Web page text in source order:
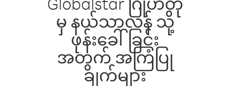
မှ နယ်သာလန် သို့
ဖုန်းခေါ်ခြင်း
အတွက် အကြံပြု
ချက်များ